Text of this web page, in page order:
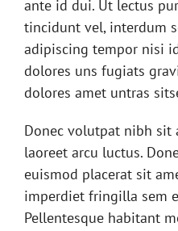
ante id dui. Ut lectus
tincidunt vel, interdum
adipiscing tempor nisi
dolores uns fugiats
dolores amet untras
Donec volutpat nibh sit
laoreet arcu luctus.
euismod placerat sit
imperdiet fringilla sem
Pellentesque habitant